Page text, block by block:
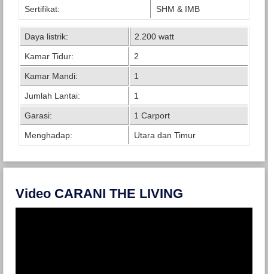
Sertifikat: SHM & IMB
Daya listrik: 2.200 watt
Kamar Tidur: 2
Kamar Mandi: 1
Jumlah Lantai: 1
Garasi: 1 Carport
Menghadap: Utara dan Timur
Video CARANI THE LIVING